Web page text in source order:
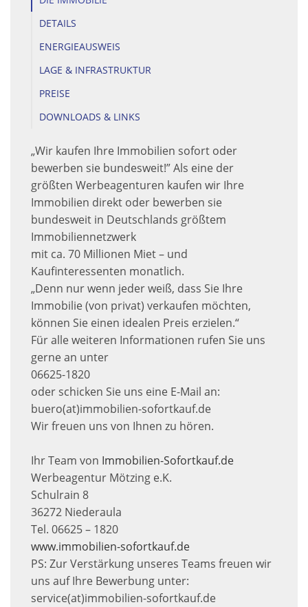
DETAILS
ENERGIEAUSWEIS
LAGE & INFRASTRUKTUR
PREISE
DOWNLOADS & LINKS
„Wir kaufen Ihre Immobilien sofort oder
bewerben sie bundesweit!” Als eine der
größten Werbeagenturen kaufen wir Ihre
Immobilien direkt oder bewerben sie
bundesweit in Deutschlands größtem
Immobiliennetzwerk
mit ca. 70 Millionen Miet – und
Kaufinteressenten monatlich.
„Denn nur wenn jeder weiß, dass Sie Ihre
Immobilie (von privat) verkaufen möchten,
können Sie einen idealen Preis erzielen.“
Für alle weiteren Informationen rufen Sie uns
gerne an unter
06625-1820
oder schicken Sie uns eine E-Mail an:
buero(at)immobilien-sofortkauf.de
Wir freuen uns von Ihnen zu hören.
Ihr Team von Immobilien-Sofortkauf.de
Werbeagentur Mötzing e.K.
Schulrain 8
36272 Niederaula
Tel. 06625 – 1820
www.immobilien-sofortkauf.de
PS: Zur Verstärkung unseres Teams freuen wir
uns auf Ihre Bewerbung unter:
service(at)immobilien-sofortkauf.de